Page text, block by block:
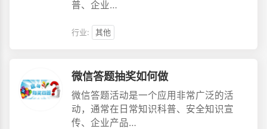
普、企业…
行业: 其他
微信答题抽奖如何做
微信答题活动是一个应用非常广泛的活
动，通常在日常知识科普、安全知识宣
传、企业产品…